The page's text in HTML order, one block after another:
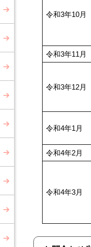
令和3年10月
令和3年11月
令和3年12月
令和4年1月
令和4年2月
令和4年3月